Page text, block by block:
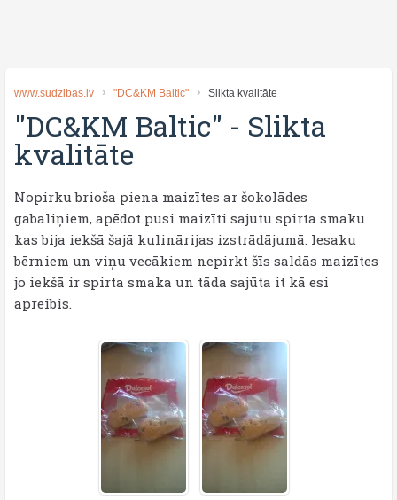
www.sudzibas.lv "DC&KM Baltic" Slikta kvalitāte
"DC&KM Baltic" - Slikta
kvalitāte
Nopirku brioša piena maizītes ar šokolādes
gabaliņiem, apēdot pusi maizīti sajutu spirta smaku
kas bija iekšā šajā kulinārijas izstrādājumā. Iesaku
bērniem un viņu vecākiem nepirkt šīs saldās maizītes
jo iekšā ir spirta smaka un tāda sajūta it kā esi
apreibis.